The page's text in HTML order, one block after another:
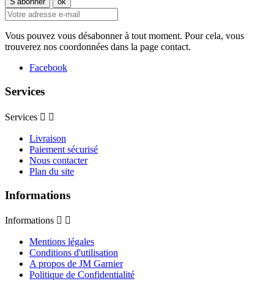
Vous pouvez vous désabonner à tout moment. Pour cela, vous
trouverez nos coordonnées dans la page contact.
Facebook
Services
Services  
Livraison
Paiement sécurisé
Nous contacter
Plan du site
Informations
Informations  
Mentions légales
Conditions d'utilisation
A propos de JM Garnier
Politique de Confidentialité